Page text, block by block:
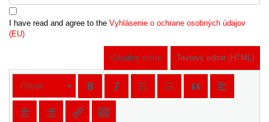
I have read and agree to the Vyhlásenie o ochrane osobných údajov
(EU)
Vizuálny editor Textový editor (HTML)
Odsek